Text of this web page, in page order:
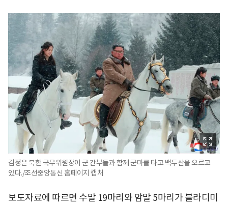
김정은 북한 국무위원장이 군 간부들과 함께 군마를 타고 백두산을 오르고
있다./조선중앙통신 홈페이지 캡처
보도자료에 따르면 수말 19마리와 암말 5마리가 블라디미